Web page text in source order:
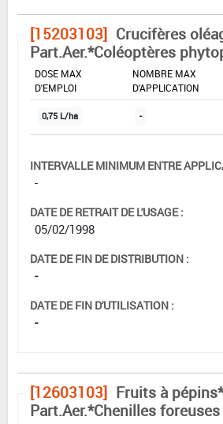
[15203103] Crucifères
Part.Aer.*Coléoptères
DOSE MAX
D'EMPLOI
NOMBRE MAX
D'APPLICATION
0,75 L/ha -
INTERVALLE MINIMUM ENTRE
-
DATE DE RETRAIT DE L'USAGE :
05/02/1998
DATE DE FIN DE DISTRIBUTION :
-
DATE DE FIN D'UTILISATION :
-
[12603103] Fruits à
Part.Aer.*Chenilles